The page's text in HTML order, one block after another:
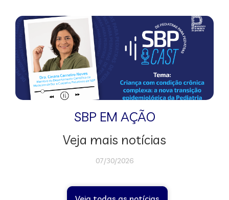
SBP EM AÇÃO
Veja mais notícias
07/30/2026